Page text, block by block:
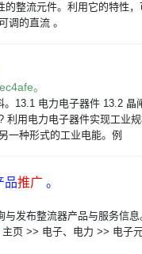
整流元件。利用它的特性，
调的直流 。
。
13.1 电力电子器件 13.2 晶
利用电力电子器件实现工业
一种形式的工业电能。例
品推广 。
发布整流器产品与服务信
主页 >> 电子、电力 >> 电子